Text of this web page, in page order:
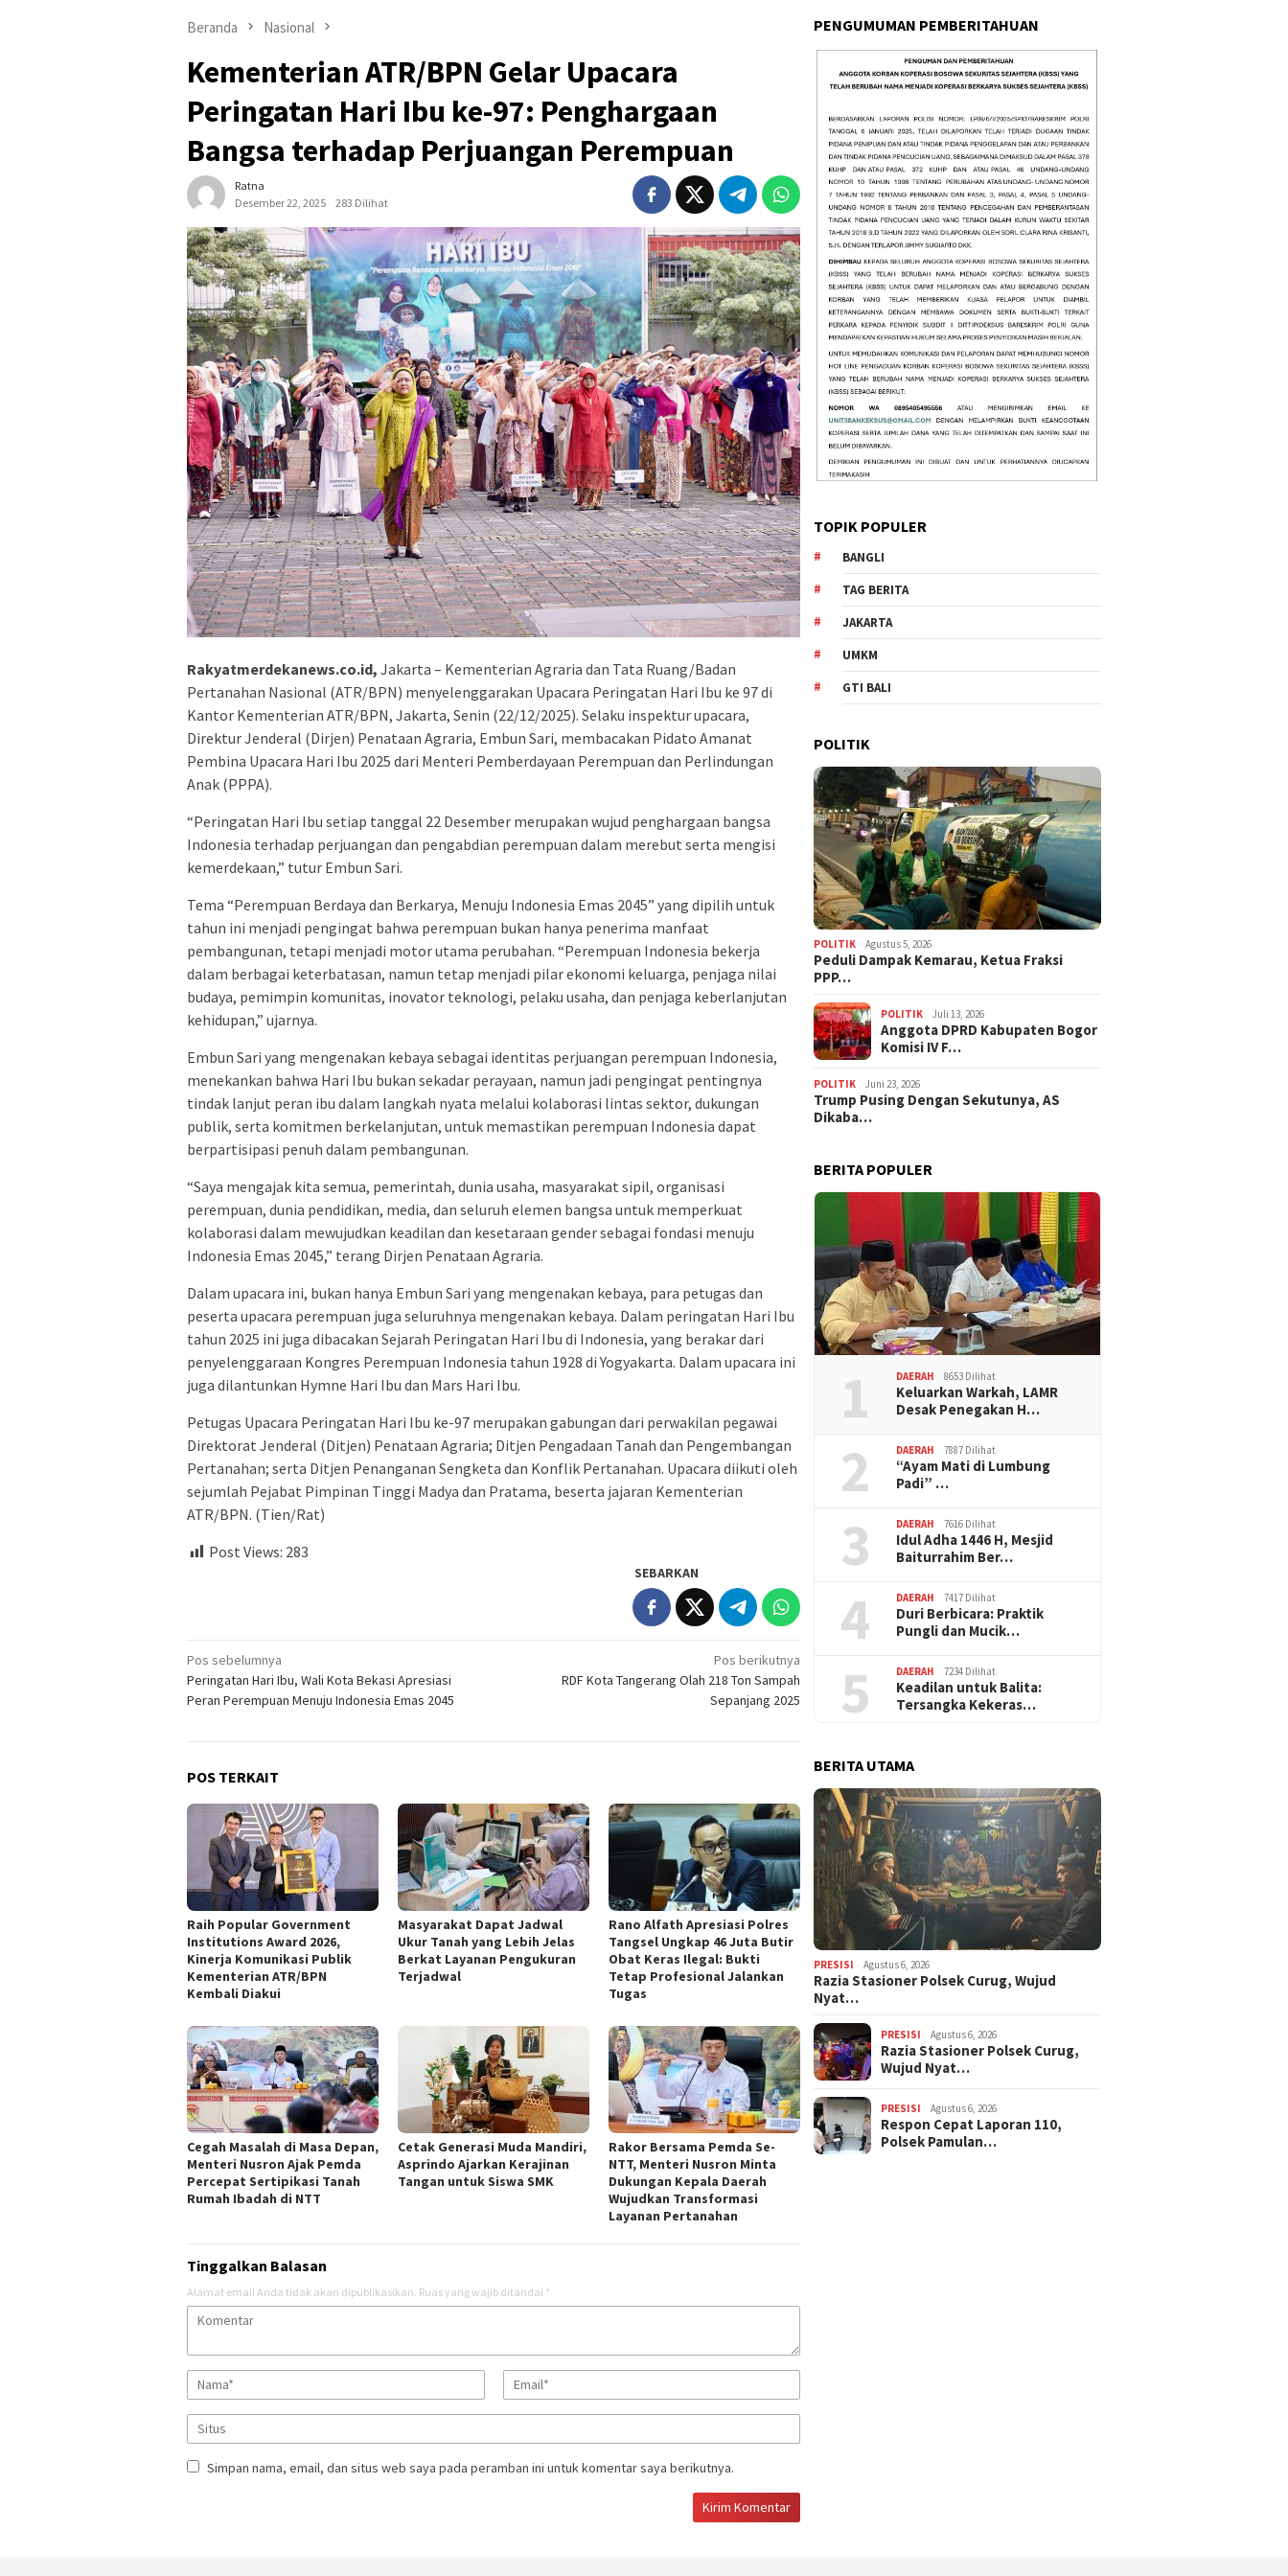
Beranda Nasional
Kementerian ATR/BPN Gelar Upacara
Peringatan Hari Ibu ke-97: Penghargaan
Bangsa terhadap Perjuangan Perempuan
Ratna
Desember 22, 2025
283 Dilihat
Rakyatmerdekanews.co.id, Jakarta – Kementerian Agraria dan Tata Ruang/Badan
Pertanahan Nasional (ATR/BPN) menyelenggarakan Upacara Peringatan Hari Ibu ke 97 di
Kantor Kementerian ATR/BPN, Jakarta, Senin (22/12/2025). Selaku inspektur upacara,
Direktur Jenderal (Dirjen) Penataan Agraria, Embun Sari, membacakan Pidato Amanat
Pembina Upacara Hari Ibu 2025 dari Menteri Pemberdayaan Perempuan dan Perlindungan
Anak (PPPA).
“Peringatan Hari Ibu setiap tanggal 22 Desember merupakan wujud penghargaan bangsa
Indonesia terhadap perjuangan dan pengabdian perempuan dalam merebut serta mengisi
kemerdekaan,” tutur Embun Sari.
Tema “Perempuan Berdaya dan Berkarya, Menuju Indonesia Emas 2045” yang dipilih untuk
tahun ini menjadi pengingat bahwa perempuan bukan hanya penerima manfaat
pembangunan, tetapi menjadi motor utama perubahan. “Perempuan Indonesia bekerja
dalam berbagai keterbatasan, namun tetap menjadi pilar ekonomi keluarga, penjaga nilai
budaya, pemimpin komunitas, inovator teknologi, pelaku usaha, dan penjaga keberlanjutan
kehidupan,” ujarnya.
Embun Sari yang mengenakan kebaya sebagai identitas perjuangan perempuan Indonesia,
menekankan bahwa Hari Ibu bukan sekadar perayaan, namun jadi pengingat pentingnya
tindak lanjut peran ibu dalam langkah nyata melalui kolaborasi lintas sektor, dukungan
publik, serta komitmen berkelanjutan, untuk memastikan perempuan Indonesia dapat
berpartisipasi penuh dalam pembangunan.
“Saya mengajak kita semua, pemerintah, dunia usaha, masyarakat sipil, organisasi
perempuan, dunia pendidikan, media, dan seluruh elemen bangsa untuk memperkuat
kolaborasi dalam mewujudkan keadilan dan kesetaraan gender sebagai fondasi menuju
Indonesia Emas 2045,” terang Dirjen Penataan Agraria.
Dalam upacara ini, bukan hanya Embun Sari yang mengenakan kebaya, para petugas dan
peserta upacara perempuan juga seluruhnya mengenakan kebaya. Dalam peringatan Hari Ibu
tahun 2025 ini juga dibacakan Sejarah Peringatan Hari Ibu di Indonesia, yang berakar dari
penyelenggaraan Kongres Perempuan Indonesia tahun 1928 di Yogyakarta. Dalam upacara ini
juga dilantunkan Hymne Hari Ibu dan Mars Hari Ibu.
Petugas Upacara Peringatan Hari Ibu ke-97 merupakan gabungan dari perwakilan pegawai
Direktorat Jenderal (Ditjen) Penataan Agraria; Ditjen Pengadaan Tanah dan Pengembangan
Pertanahan; serta Ditjen Penanganan Sengketa dan Konflik Pertanahan. Upacara diikuti oleh
sejumlah Pejabat Pimpinan Tinggi Madya dan Pratama, beserta jajaran Kementerian
ATR/BPN. (Tien/Rat)
Post Views: 283
SEBARKAN
Navigasi
pos
Pos sebelumnya
Peringatan Hari Ibu, Wali Kota Bekasi Apresiasi
Peran Perempuan Menuju Indonesia Emas 2045
Pos berikutnya
RDF Kota Tangerang Olah 218 Ton Sampah
Sepanjang 2025
POS TERKAIT
Raih Popular Government
Institutions Award 2026,
Kinerja Komunikasi Publik
Kementerian ATR/BPN
Kembali Diakui
‎Masyarakat Dapat Jadwal
Ukur Tanah yang Lebih Jelas
Berkat Layanan Pengukuran
Terjadwal
Rano Alfath Apresiasi Polres
Tangsel Ungkap 46 Juta Butir
Obat Keras Ilegal: Bukti
Tetap Profesional Jalankan
Tugas
‎Cegah Masalah di Masa Depan,
Menteri Nusron Ajak Pemda
Percepat Sertipikasi Tanah
Rumah Ibadah di NTT ‎
Cetak Generasi Muda Mandiri,
Asprindo Ajarkan Kerajinan
Tangan untuk Siswa SMK
‎Rakor Bersama Pemda Se-
NTT, Menteri Nusron Minta
Dukungan Kepala Daerah
Wujudkan Transformasi
Layanan Pertanahan
Tinggalkan Balasan
Alamat email Anda tidak akan dipublikasikan. Ruas yang wajib ditandai *
Simpan nama, email, dan situs web saya pada peramban ini untuk komentar saya berikutnya.
PENGUMUMAN PEMBERITAHUAN
TOPIK POPULER
BANGLI
TAG BERITA
JAKARTA
UMKM
GTI BALI
POLITIK
POLITIK Agustus 5, 2026
‎Peduli Dampak Kemarau, Ketua Fraksi
PPP…
POLITIK Juli 13, 2026
Anggota DPRD Kabupaten Bogor
Komisi IV F…
POLITIK Juni 23, 2026
Trump Pusing Dengan Sekutunya, AS
Dikaba…
BERITA POPULER
1 DAERAH 8653 Dilihat
Keluarkan Warkah, LAMR
Desak Penegakan H…
2 DAERAH 7887 Dilihat
“Ayam Mati di Lumbung
Padi” …
3 DAERAH 7616 Dilihat
Idul Adha 1446 H, Mesjid
Baiturrahim Ber…
4 DAERAH 7417 Dilihat
Duri Berbicara: Praktik
Pungli dan Mucik…
5 DAERAH 7234 Dilihat
Keadilan untuk Balita:
Tersangka Kekeras…
BERITA UTAMA
PRESISI Agustus 6, 2026
Razia Stasioner Polsek Curug, Wujud
Nyat…
PRESISI Agustus 6, 2026
Razia Stasioner Polsek Curug,
Wujud Nyat…
PRESISI Agustus 6, 2026
Respon Cepat Laporan 110,
Polsek Pamulan…